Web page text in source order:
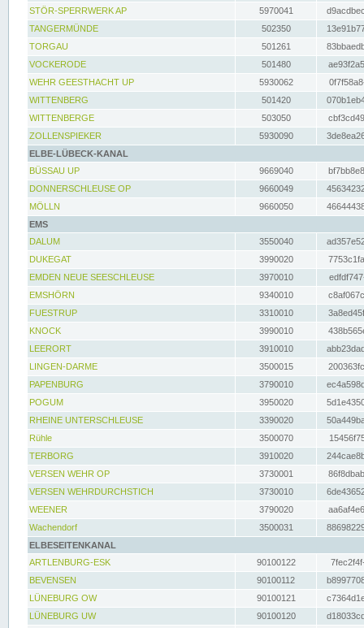
STÖR-SPERRWERK AP 5970041
TANGERMÜNDE
502350
TORGAU
501261
VOCKERODE
501480
WEHR GEESTHACHT UP
5930062
WITTENBERG
501420
WITTENBERGE
503050
ZOLLENSPIEKER
5930090
ELBE-LÜBECK-KANAL
BÜSSAU UP
9669040
DONNERSCHLEUSE OP
9660049
MÖLLN
9660050
EMS
DALUM
3550040
DUKEGAT
3990020
EMDEN NEUE SEESCHLEUSE
3970010
EMSHÖRN
9340010
FUESTRUP
3310010
KNOCK
3990010
LEERORT
3910010
LINGEN-DARME
3500015
PAPENBURG
3790010
POGUM
3950020
RHEINE UNTERSCHLEUSE
3390020
Rühle
3500070
TERBORG
3910020
VERSEN WEHR OP
3730001
VERSEN WEHRDURCHSTICH
3730010
WEENER
3790020
Wachendorf
3500031
ELBESEITENKANAL
ARTLENBURG-ESK
90100122
BEVENSEN
90100112
LÜNEBURG OW
90100121
LÜNEBURG UW
90100120